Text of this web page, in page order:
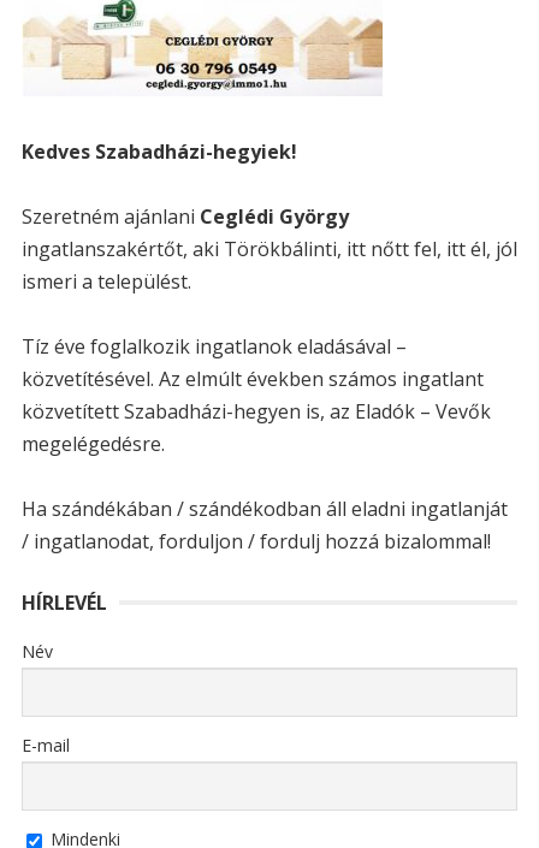
Kedves Szabadházi-hegyiek!
Szeretném ajánlani Ceglédi György
ingatlanszakértőt, aki Törökbálinti, itt nőtt fel, itt él, jól
ismeri a települést.
Tíz éve foglalkozik ingatlanok eladásával –
közvetítésével. Az elmúlt években számos ingatlant
közvetített Szabadházi-hegyen is, az Eladók – Vevők
megelégedésre.
Ha szándékában / szándékodban áll eladni ingatlanját
/ ingatlanodat, forduljon / fordulj hozzá bizalommal!
HÍRLEVÉL
Név
E-mail
Mindenki